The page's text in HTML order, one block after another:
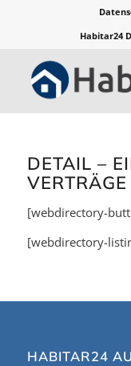
Habitar24
DETAIL –
VERTRÄGE
[webdirectory-
[webdirectory-
HABITAR24